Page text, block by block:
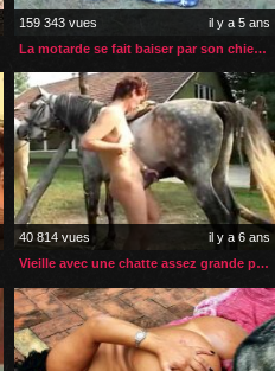
159 343 vues
il y a 5 ans
La motarde se fait baiser par son chien en plein air
40 814 vues
il y a 6 ans
Vieille avec une chatte assez grande pour une bite de cheval